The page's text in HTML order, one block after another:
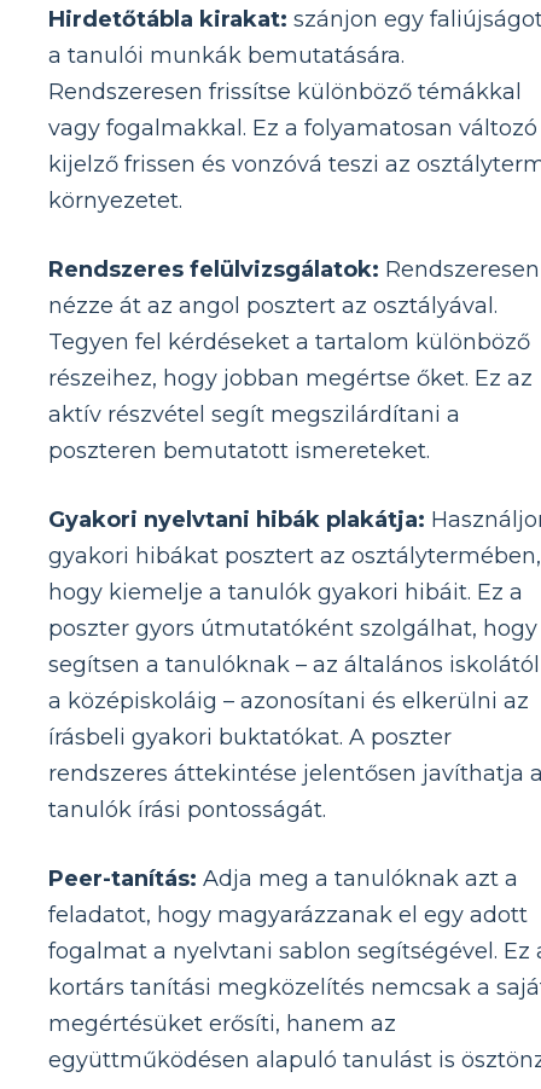
Hirdetőtábla kirakat: szánjon egy
a tanulói munkák bemutatására.
Rendszeresen frissítse különböző témákkal
vagy fogalmakkal. Ez a folyamatosan változó
kijelző frissen és vonzóvá teszi az
környezetet.
Rendszeres felülvizsgálatok: Rendszeresen
nézze át az angol posztert az osztályával.
Tegyen fel kérdéseket a tartalom különböző
részeihez, hogy jobban megértse őket. Ez az
aktív részvétel segít megszilárdítani a
poszteren bemutatott ismereteket.
Gyakori nyelvtani hibák plakátja:
gyakori hibákat posztert az osztálytermében,
hogy kiemelje a tanulók gyakori hibáit. Ez a
poszter gyors útmutatóként szolgálhat, hogy
segítsen a tanulóknak – az általános iskolától
a középiskoláig – azonosítani és elkerülni az
írásbeli gyakori buktatókat. A poszter
rendszeres áttekintése jelentősen javíthatja
tanulók írási pontosságát.
Peer-tanítás: Adja meg a tanulóknak azt a
feladatot, hogy magyarázzanak el egy adott
fogalmat a nyelvtani sablon segítségével. Ez
kortárs tanítási megközelítés nemcsak a
megértésüket erősíti, hanem az
együttműködésen alapuló tanulást is